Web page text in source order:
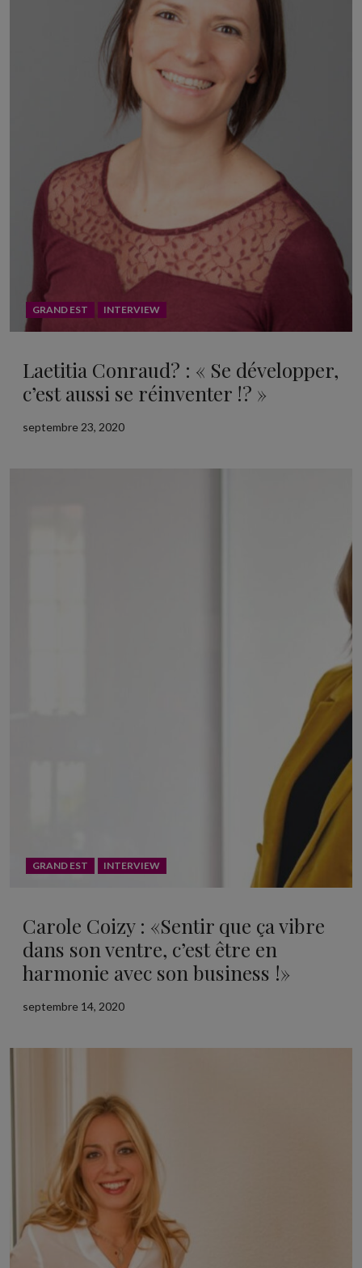
GRAND EST INTERVIEW
Laetitia Conraud? : « Se développer,
c’est aussi se réinventer !? »
septembre 23, 2020
GRAND EST INTERVIEW
Carole Coizy : «Sentir que ça vibre
dans son ventre, c’est être en
harmonie avec son business !»
septembre 14, 2020